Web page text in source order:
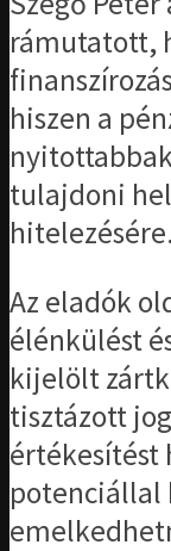
rámutatott,
hiszen a
tulajdoni
hitelezésére.
Az eladók
élénkülést
kijelölt
tisztázott
értékesítést
potenciállal